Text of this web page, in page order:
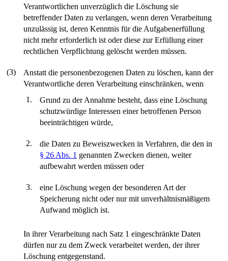
Verantwortlichen unverzüglich die Löschung sie
betreffender Daten zu verlangen, wenn deren Verarbeitung
unzulässig ist, deren Kenntnis für die Aufgabenerfüllung
nicht mehr erforderlich ist oder diese zur Erfüllung einer
rechtlichen Verpflichtung gelöscht werden müssen.
(3)
Anstatt die personenbezogenen Daten zu löschen, kann der
Verantwortliche deren Verarbeitung einschränken, wenn
1.
Grund zu der Annahme besteht, dass eine Löschung
schutzwürdige Interessen einer betroffenen Person
beeinträchtigen würde,
2.
die Daten zu Beweiszwecken in Verfahren, die den in
§ 26 Abs. 1 genannten Zwecken dienen, weiter
aufbewahrt werden müssen oder
3.
eine Löschung wegen der besonderen Art der
Speicherung nicht oder nur mit unverhältnismäßigem
Aufwand möglich ist.
In ihrer Verarbeitung nach Satz 1 eingeschränkte Daten
dürfen nur zu dem Zweck verarbeitet werden, der ihrer
Löschung entgegenstand.